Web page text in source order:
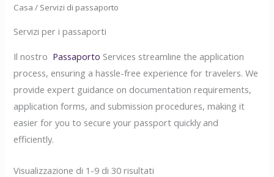
Casa / Servizi di passaporto
Servizi per i passaporti
Il nostro Passaporto Services streamline the application
process, ensuring a hassle-free experience for travelers. We
provide expert guidance on documentation requirements,
application forms, and submission procedures, making it
easier for you to secure your passport quickly and
efficiently.
Visualizzazione di 1-9 di 30 risultati